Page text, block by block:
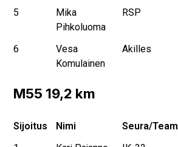
5
Mika
Pihkoluoma
RSP
6
Vesa
Komulainen
Akilles
M55 19,2 km
Sijoitus Nimi Seura/Team